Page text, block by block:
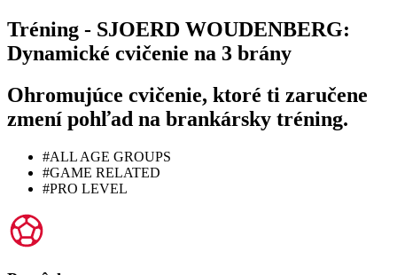
Tréning - SJOERD WOUDENBERG:
Dynamické cvičenie na 3 brány
Ohromujúce cvičenie, ktoré ti zaručene
zmení pohľad na brankársky tréning.
#ALL AGE GROUPS
#GAME RELATED
#PRO LEVEL